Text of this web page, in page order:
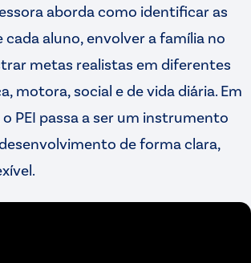
aborda como identificar as
cada aluno, envolver a família no
metas realistas em diferentes
motora, social e de vida diária. Em
PEI passa a ser um instrumento
de forma clara,